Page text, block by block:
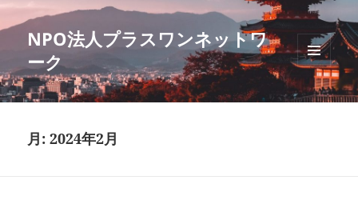
NPO法人プラスワンネットワ
ーク
メニュ
ーとウ
ィジェ
月:2024年2月